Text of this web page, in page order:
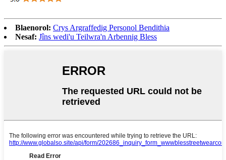
Blaenorol: Crys Argraffedig Personol Bendithia
Nesaf: Jîns wedi'u Teilwra'n Arbennig Bless